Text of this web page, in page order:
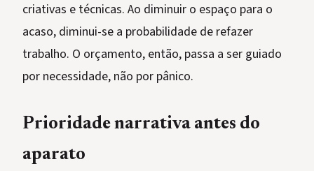
criativas e técnicas. Ao diminuir o espaço para o
acaso, diminui-se a probabilidade de refazer
trabalho. O orçamento, então, passa a ser guiado
por necessidade, não por pânico.
Prioridade narrativa antes do
aparato